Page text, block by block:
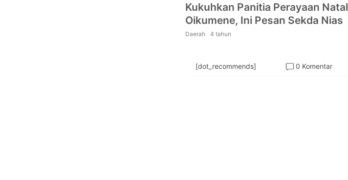
Kukuhkan Panitia Perayaan Natal
Oikumene, Ini Pesan Sekda Nias
Daerah 4 tahun
[dot_recommends] 0 Komentar